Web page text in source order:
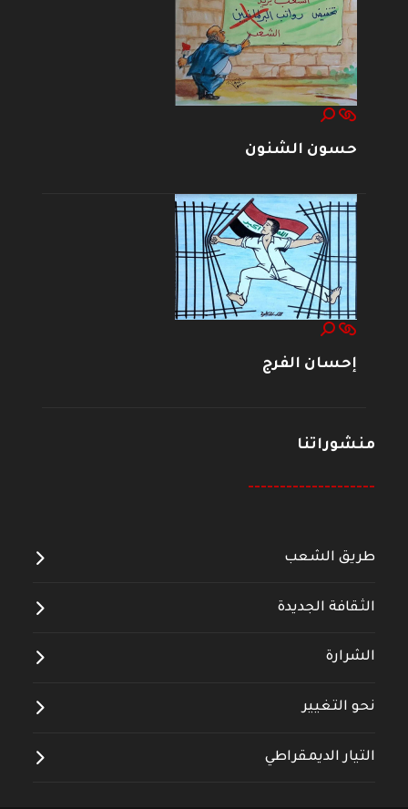
حسون الشنون
إحسان الفرج
منشوراتنا
--------------------
طريق الشعب
الثقافة الجديدة
الشرارة
نحو التغيير
التيار الديمقراطي